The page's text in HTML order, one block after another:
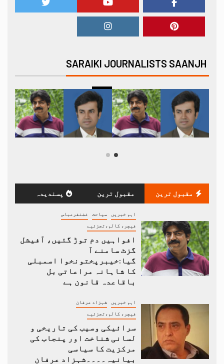
SARAIKI JOURNALISTS SAANJH
مقبول ترین مقبول ترین پسندیدہ
اہم خبریں سیاحت غضنفرعباس
فیچر، کالم،تجزئیے
افواہیں دم توڑ گئیں، آفیشل
گزٹ سامنے آ
گیا:خیبرپختونخوا اسمبلی
کا شاہانہ مراعاتی بل
باقاعدہ قانون ہے
اہم خبریں شہزاد عرفان
فیچر، کالم،تجزئیے
سرائیکی وسیب کی تاریخی و
لسانی شناخت اور پنجاب کی
مرکزیت کا سیاسی
بیانیہ۔۔۔۔شہزاد عرفان